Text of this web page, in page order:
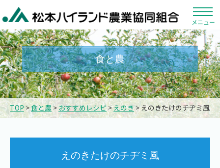
メニュー
食と農
TOP >食と農> おすすめレシピ>えのき> えのきたけのチヂミ風
えのきたけのチヂミ風